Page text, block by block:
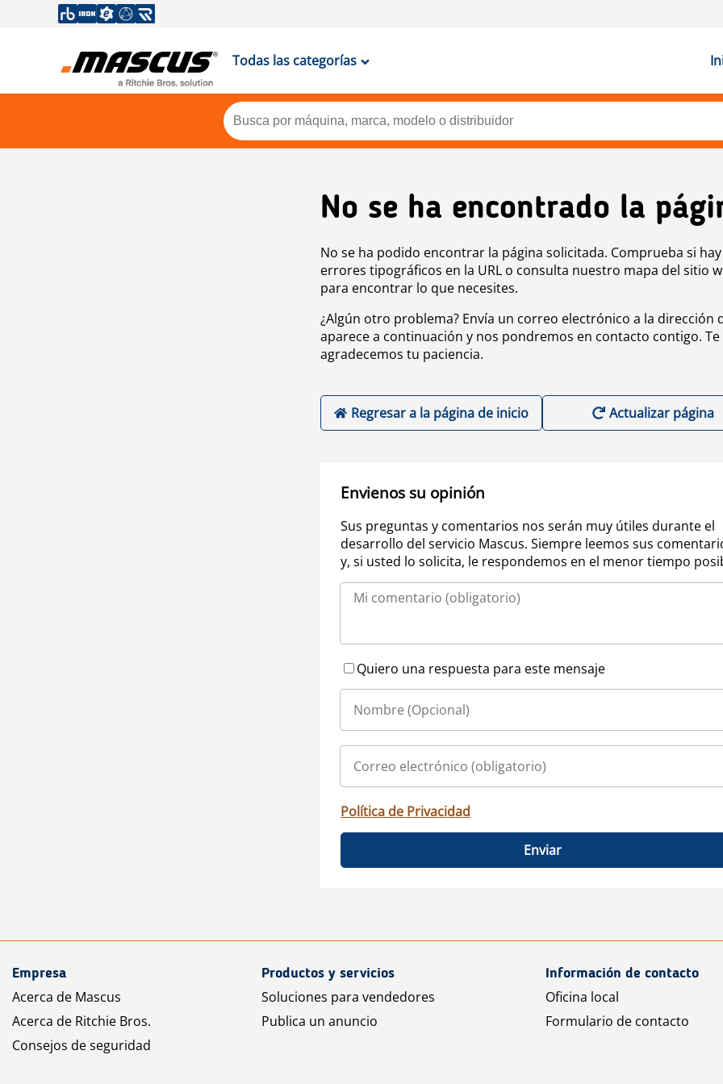
Todas las categorías
No se ha encontrado la
No se ha podido encontrar la página solicitada. Comprueba si hay
errores tipográficos en la URL o consulta nuestro mapa del sitio
para encontrar lo que necesites.
¿Algún otro problema? Envía un correo electrónico a la dirección
aparece a continuación y nos pondremos en contacto contigo. Te
agradecemos tu paciencia.
Regresar a la página de inicio Actualizar página
Envienos su opinión
Sus preguntas y comentarios nos serán muy útiles durante el
desarrollo del servicio Mascus. Siempre leemos sus
y, si usted lo solicita, le respondemos en el menor tiempo
Quiero una respuesta para este mensaje
Política de Privacidad
Enviar
Empresa
Acerca de Mascus
Acerca de Ritchie Bros.
Consejos de seguridad
Productos y servicios
Soluciones para vendedores
Publica un anuncio
Información de contacto
Oficina local
Formulario de contacto